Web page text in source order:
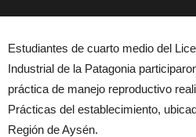
Estudiantes de cuarto medio del
Industrial de la Patagonia
práctica de manejo reproductivo
Prácticas del establecimiento,
Región de Aysén.